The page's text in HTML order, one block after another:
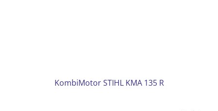
KombiMotor STIHL KMA 135 R